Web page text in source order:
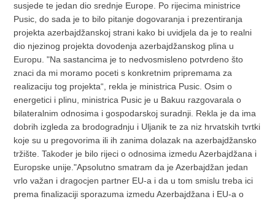
susjede te jedan dio srednje Europe. Po rijecima ministrice
Pusic, do sada je to bilo pitanje dogovaranja i prezentiranja
projekta azerbajdžanskoj strani kako bi uvidjela da je to realni
dio njezinog projekta dovodenja azerbajdžanskog plina u
Europu. "Na sastancima je to nedvosmisleno potvrdeno što
znaci da mi moramo poceti s konkretnim pripremama za
realizaciju tog projekta“, rekla je ministrica Pusic. Osim o
energetici i plinu, ministrica Pusic je u Bakuu razgovarala o
bilateralnim odnosima i gospodarskoj suradnji. Rekla je da ima
dobrih izgleda za brodogradnju i Uljanik te za niz hrvatskih tvrtki
koje su u pregovorima ili ih zanima dolazak na azerbajdžansko
tržište. Takoder je bilo rijeci o odnosima izmedu Azerbajdžana i
Europske unije."Apsolutno smatram da je Azerbajdžan jedan
vrlo važan i dragocjen partner EU-a i da u tom smislu treba ici
prema finalizaciji sporazuma izmedu Azerbajdžana i EU-a o